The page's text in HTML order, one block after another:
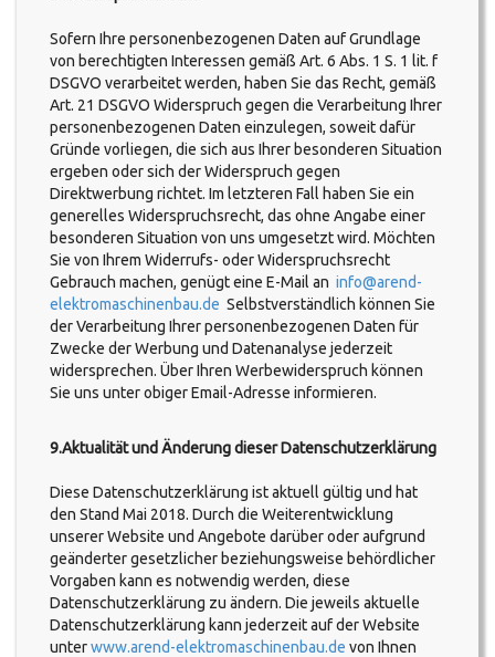
Sofern Ihre personenbezogenen Daten auf Grundlage
von berechtigten Interessen gemäß Art. 6 Abs. 1 S. 1 lit. f
DSGVO verarbeitet werden, haben Sie das Recht, gemäß
Art. 21 DSGVO Widerspruch gegen die Verarbeitung Ihrer
personenbezogenen Daten einzulegen, soweit dafür
Gründe vorliegen, die sich aus Ihrer besonderen Situation
ergeben oder sich der Widerspruch gegen
Direktwerbung richtet. Im letzteren Fall haben Sie ein
generelles Widerspruchsrecht, das ohne Angabe einer
besonderen Situation von uns umgesetzt wird. Möchten
Sie von Ihrem Widerrufs- oder Widerspruchsrecht
Gebrauch machen, genügt eine E-Mail an info@arend-
elektromaschinenbau.de Selbstverständlich können Sie
der Verarbeitung Ihrer personenbezogenen Daten für
Zwecke der Werbung und Datenanalyse jederzeit
widersprechen. Über Ihren Werbewiderspruch können
Sie uns unter obiger Email-Adresse informieren.
9.Aktualität und Änderung dieser Datenschutzerklärung
Diese Datenschutzerklärung ist aktuell gültig und hat
den Stand Mai 2018. Durch die Weiterentwicklung
unserer Website und Angebote darüber oder aufgrund
geänderter gesetzlicher beziehungsweise behördlicher
Vorgaben kann es notwendig werden, diese
Datenschutzerklärung zu ändern. Die jeweils aktuelle
Datenschutzerklärung kann jederzeit auf der Website
unterwww.arend-elektromaschinenbau.de von Ihnen